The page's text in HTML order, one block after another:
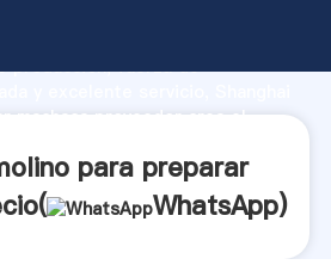
producción, fuerza de
machaca proveedor crea el
para preparar
WhatsApp)